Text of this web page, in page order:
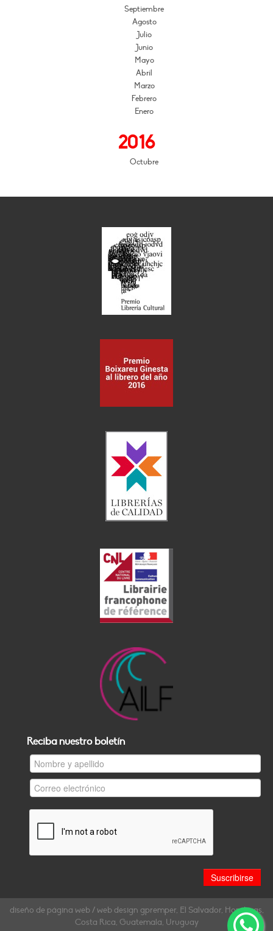
Septiembre
Agosto
Julio
Junio
Mayo
Abril
Marzo
Febrero
Enero
2016
Octubre
Reciba nuestro boletín
diseño de página web / web design gpremper, El Salvador, Honduras,
Costa Rica, Guatemala, Uruguay